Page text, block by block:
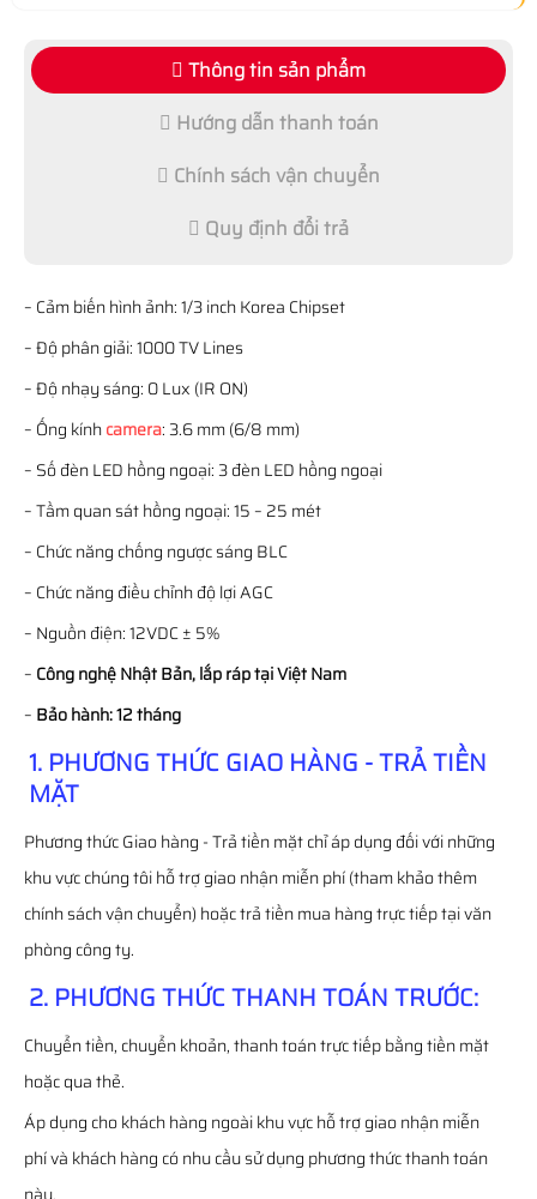
Thông tin sản phẩm
Hướng dẫn thanh toán
Chính sách vận chuyển
Quy định đổi trả
– Cảm biến hình ảnh: 1/3 inch Korea Chipset
– Độ phân giải: 1000 TV Lines
– Độ nhạy sáng: 0 Lux (IR ON)
– Ống kínhcamera: 3.6 mm (6/8 mm)
– Số đèn LED hồng ngoại: 3 đèn LED hồng ngoại
– Tầm quan sát hồng ngoại: 15 – 25 mét
– Chức năng chống ngược sáng BLC
– Chức năng điều chỉnh độ lợi AGC
– Nguồn điện: 12VDC ± 5%
– Công nghệ Nhật Bản, lắp ráp tại Việt Nam
– Bảo hành: 12 tháng
1. PHƯƠNG THỨC GIAO HÀNG - TRẢ TIỀN
MẶT
Phương thức Giao hàng - Trả tiền mặt chỉ áp dụng đối với những
khu vực chúng tôi hỗ trợ giao nhận miễn phí (tham khảo thêm
chính sách vận chuyển) hoặc trả tiền mua hàng trực tiếp tại văn
phòng công ty.
2. PHƯƠNG THỨC THANH TOÁN TRƯỚC:
Chuyển tiền, chuyển khoản, thanh toán trực tiếp bằng tiền mặt
hoặc qua thẻ.
Áp dụng cho khách hàng ngoài khu vực hỗ trợ giao nhận miễn
phí và khách hàng có nhu cầu sử dụng phương thức thanh toán